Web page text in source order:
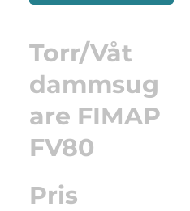
Torr/Våt
dammsug
are FIMAP
FV80
Pris